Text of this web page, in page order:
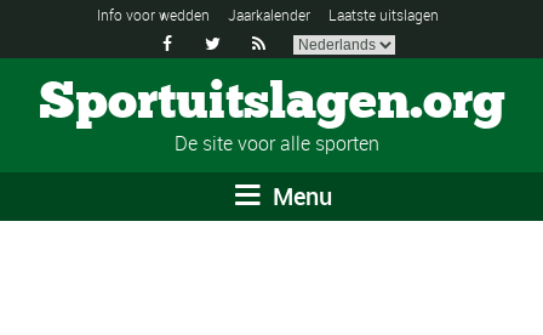
Info voor wedden Jaarkalender Laatste uitslagen
  
Sportuitslagen.org
De site voor alle sporten
Menu